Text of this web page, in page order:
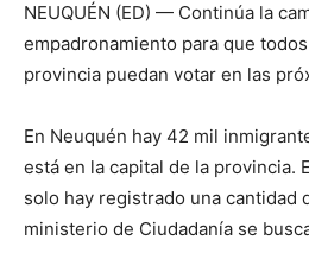
NEUQUÉN (ED) — Continúa la
empadronamiento para que
provincia puedan votar en las
En Neuquén hay 42 mil
está en la capital de la provincia.
solo hay registrado una cantidad
ministerio de Ciudadanía se